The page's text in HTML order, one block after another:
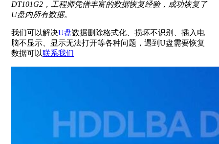
DT101G2，工程师凭借丰富的数据恢复经验，成功恢复了
U盘内所有数据。
我们可以解决U盘数据删除格式化、损坏不识别、插入电
脑不显示、显示无法打开等各种问题，遇到U盘需要恢复
数据可以联系我们